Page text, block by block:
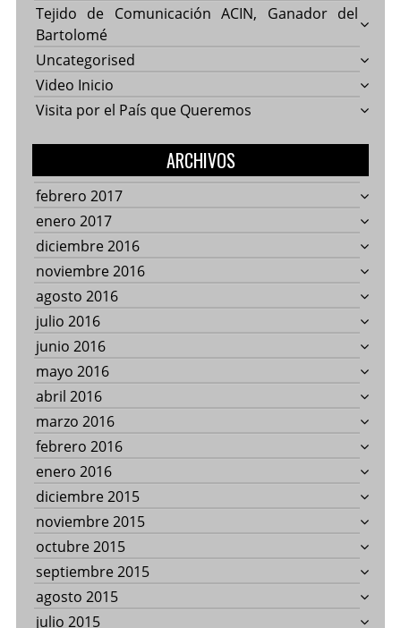
Tejido de Comunicación ACIN, Ganador del
Bartolomé
Uncategorised
Video Inicio
Visita por el País que Queremos
ARCHIVOS
febrero 2017
enero 2017
diciembre 2016
noviembre 2016
agosto 2016
julio 2016
junio 2016
mayo 2016
abril 2016
marzo 2016
febrero 2016
enero 2016
diciembre 2015
noviembre 2015
octubre 2015
septiembre 2015
agosto 2015
julio 2015